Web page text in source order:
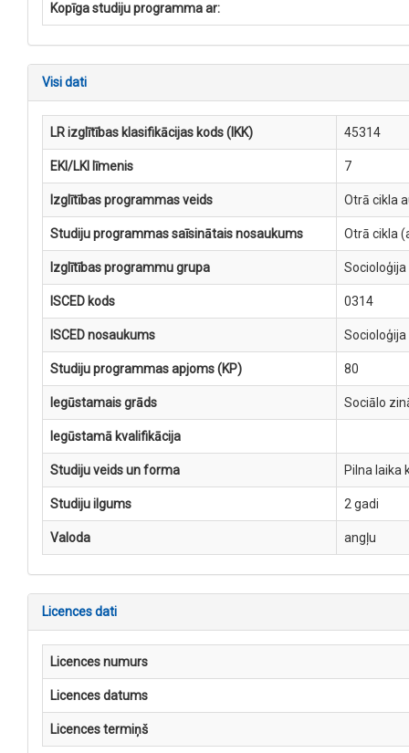
Kopīga studiju programma ar:
Visi dati
LR izglītības klasifikācijas kods (IKK) 45314
EKI/LKI līmenis 7
Izglītības programmas veids Otrā cikla
Studiju programmas saīsinātais nosaukums Otrā cikla
Izglītības programmu grupa
ISCED kods 0314
ISCED nosaukums
Studiju programmas apjoms (KP) 80
Iegūstamais grāds Sociālo
Iegūstamā kvalifikācija
Studiju veids un forma Pilna laika
Studiju ilgums 2 gadi
Valoda angļu
Licences dati
Licences numurs
Licences datums
Licences termiņš